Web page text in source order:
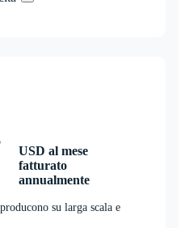
USD al mese
fatturato
annualmente
su larga scala e